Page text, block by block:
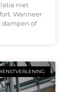
niet
Wanneer
dampen of